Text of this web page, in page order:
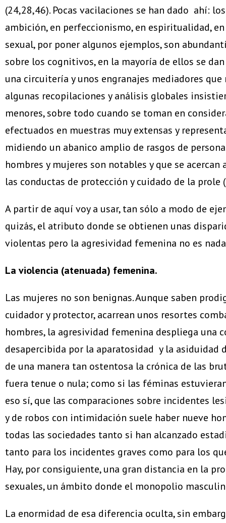
(24,28,46). Pocas vacilaciones se han dado ahí:
ambición, en perfeccionismo, en espiritualidad,
sexual, por poner algunos ejemplos, son
sobre los cognitivos, en la mayoría de ellos se
una circuitería y unos engranajes mediadores
algunas recopilaciones y análisis globales
menores, sobre todo cuando se toman en
efectuados en muestras muy extensas y
midiendo un abanico amplio de rasgos de
hombres y mujeres son notables y que se
las conductas de protección y cuidado de la prole
A partir de aquí voy a usar, tan sólo a modo de
quizás, el atributo donde se obtienen unas
violentas pero la agresividad femenina no es
La violencia (atenuada) femenina.
Las mujeres no son benignas. Aunque saben
cuidador y protector, acarrean unos resortes
hombres, la agresividad femenina despliega una
desapercibida por la aparatosidad y la asiduidad
de una manera tan ostentosa la crónica de las
fuera tenue o nula; como si las féminas
eso sí, que las comparaciones sobre incidentes
y de robos con intimidación suele haber nueve
todas las sociedades tanto si han alcanzado
tanto para los incidentes graves como para los
Hay, por consiguiente, una gran distancia en la
sexuales, un ámbito donde el monopolio
La enormidad de esa diferencia oculta, sin